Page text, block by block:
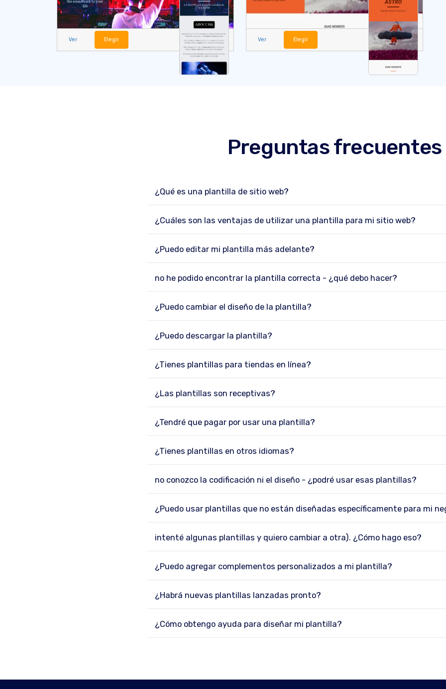
Ver Elegir Ver Elegir
Preguntas frecuentes
¿Qué es una plantilla de sitio web?
¿Cuáles son las ventajas de utilizar una plantilla para mi sitio web?
¿Puedo editar mi plantilla más adelante?
no he podido encontrar la plantilla correcta - ¿qué debo hacer?
¿Puedo cambiar el diseño de la plantilla?
¿Puedo descargar la plantilla?
¿Tienes plantillas para tiendas en línea?
¿Las plantillas son receptivas?
¿Tendré que pagar por usar una plantilla?
¿Tienes plantillas en otros idiomas?
no conozco la codificación ni el diseño - ¿podré usar esas plantillas?
¿Puedo usar plantillas que no están diseñadas específicamente para mi
intenté algunas plantillas y quiero cambiar a otra). ¿Cómo hago eso?
¿Puedo agregar complementos personalizados a mi plantilla?
¿Habrá nuevas plantillas lanzadas pronto?
¿Cómo obtengo ayuda para diseñar mi plantilla?